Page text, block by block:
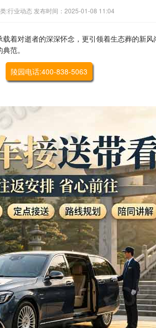
:行业动态 发布时间：2025-01-08 11:04
着对逝者的深深怀念，更引领着生态葬的新
范。
陵园电话:400-838-5063